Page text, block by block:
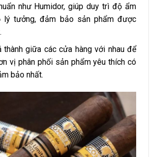
như Humidor, giúp duy trì độ ẩm
lý tưởng, đảm bảo sản phẩm được
thành giữa các cửa hàng với nhau để
vị phân phối sản phẩm yêu thích có
bảo nhất.